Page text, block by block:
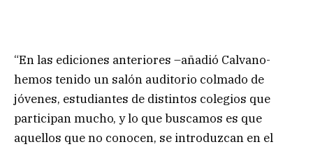
“En las ediciones anteriores –añadió Calvano-
hemos tenido un salón auditorio colmado de
jóvenes, estudiantes de distintos colegios que
participan mucho, y lo que buscamos es que
aquellos que no conocen, se introduzcan en el